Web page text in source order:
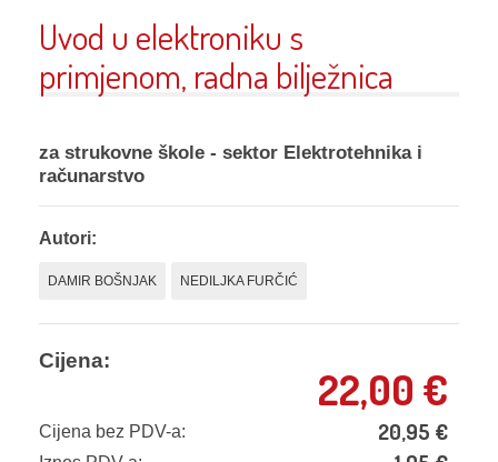
Uvod u elektroniku s
primjenom, radna bilježnica
za strukovne škole - sektor Elektrotehnika i
računarstvo
Autori:
DAMIR BOŠNJAK NEDILJKA FURČIĆ
Cijena:
22,00 €
Cijena bez PDV-a: 20,95 €